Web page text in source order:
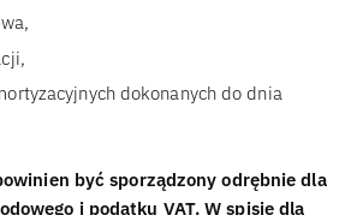
dokonanych do dnia
być sporządzony odrębnie dla
i podatku VAT. W spisie dla